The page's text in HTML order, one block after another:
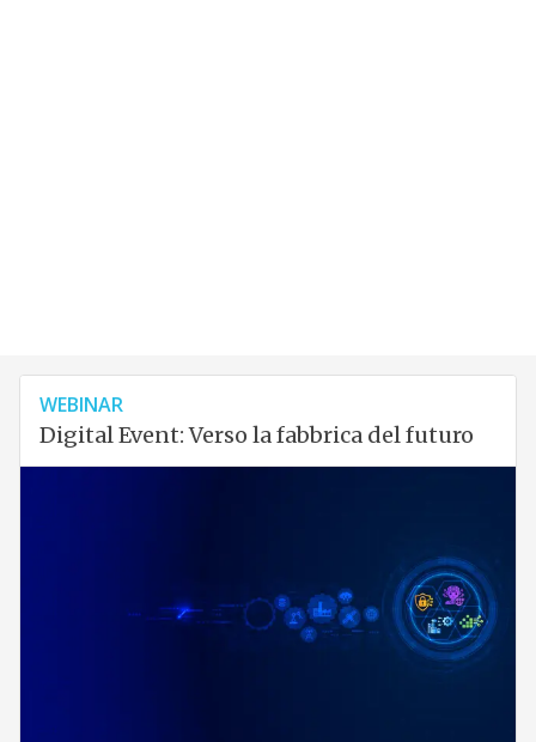
WEBINAR
Digital Event: Verso la fabbrica del futuro